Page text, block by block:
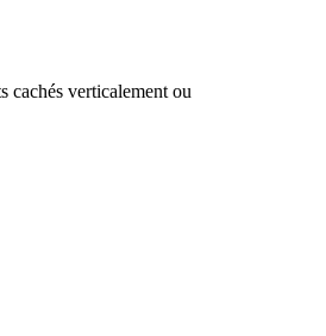
cachés verticalement ou